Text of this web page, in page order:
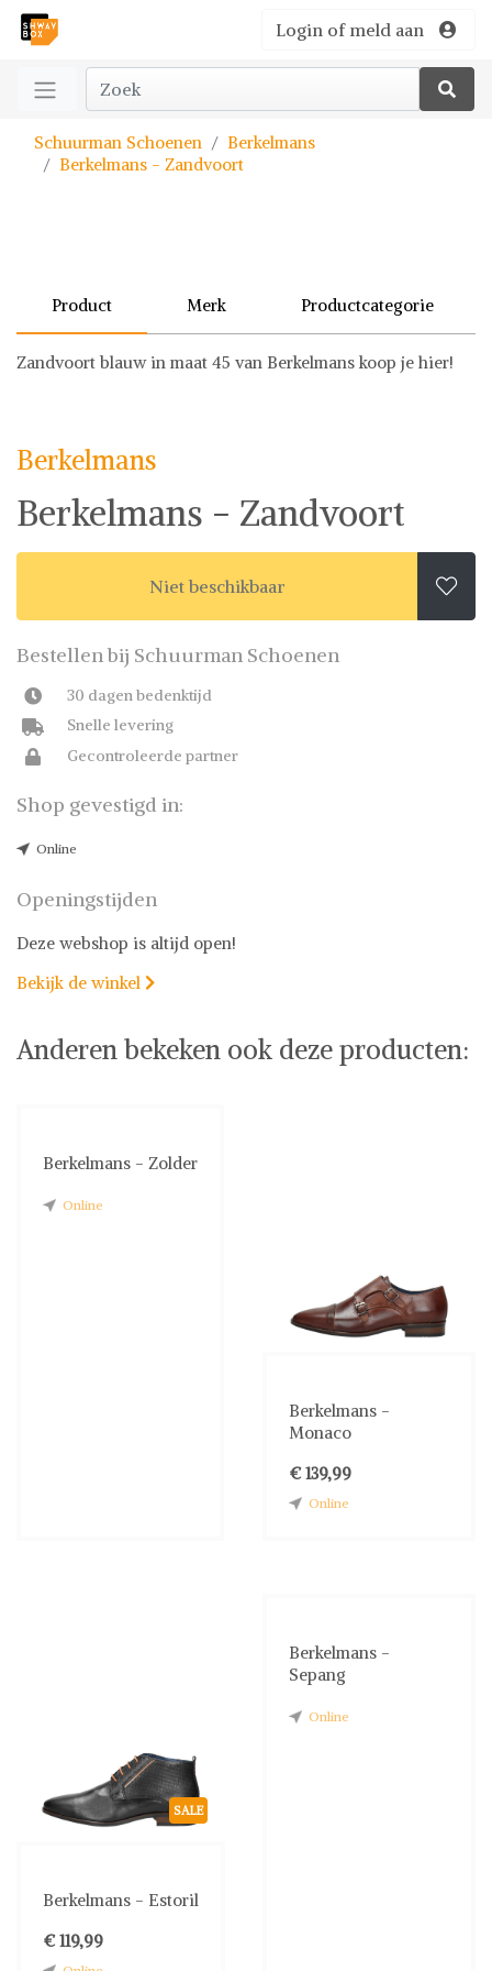
Login of meld aan
Schuurman Schoenen
Berkelmans
Berkelmans - Zandvoort
Product Merk Productcategorie
Zandvoort blauw in maat 45 van Berkelmans koop je hier!
Berkelmans
Berkelmans - Zandvoort
Niet beschikbaar 
Bestellen bij Schuurman Schoenen
30 dagen bedenktijd
Snelle levering
Gecontroleerde partner
Shop gevestigd in:
Online
Openingstijden
Deze webshop is altijd open!
Bekijk de winkel 
Anderen bekeken ook deze producten:
Berkelmans - Zolder
Online
Berkelmans -
Monaco
€ 139,99
Online
SALE
Berkelmans - Estoril
€ 119,99
Berkelmans -
Sepang
Online